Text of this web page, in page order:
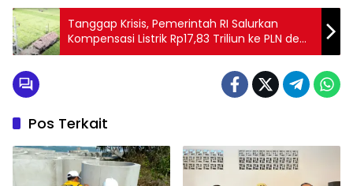
Tanggap Krisis, Pemerintah RI Salurkan
Kompensasi Listrik Rp17,83 Triliun ke PLN demi
Kesejahteraan Rakyat
Pos Terkait